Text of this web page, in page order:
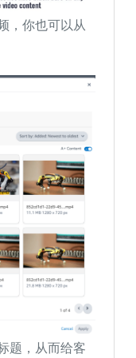
，你也可以从
题，从而给客